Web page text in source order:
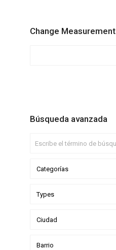
Change Measurement
Búsqueda avanzada
Categorías
Types
Ciudad
Barrio